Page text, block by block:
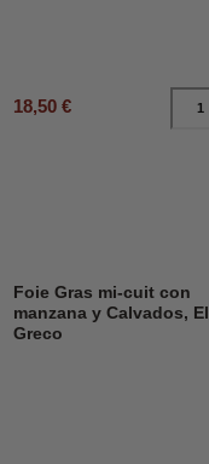
18,50 €
Foie Gras mi-cuit con
manzana y Calvados, El
Greco